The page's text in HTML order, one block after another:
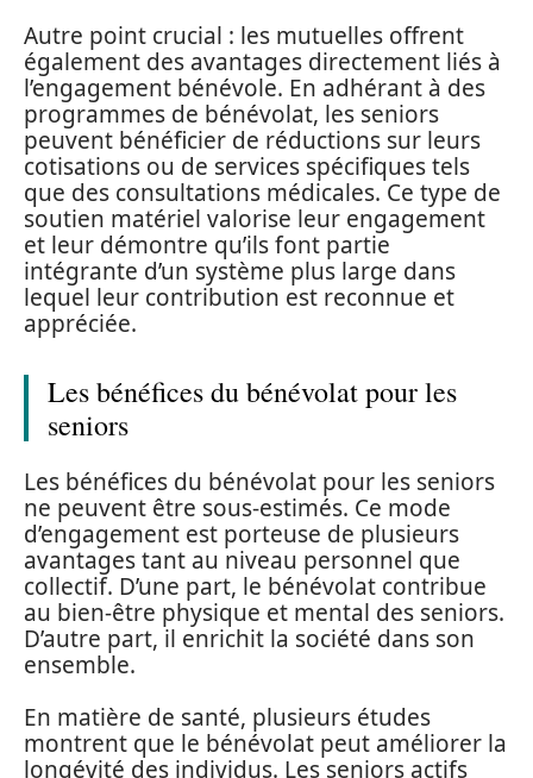
Autre point crucial : les mutuelles offrent
également des avantages directement liés à
l’engagement bénévole. En adhérant à des
programmes de bénévolat, les seniors
peuvent bénéficier de réductions sur leurs
cotisations ou de services spécifiques tels
que des consultations médicales. Ce type de
soutien matériel valorise leur engagement
et leur démontre qu’ils font partie
intégrante d’un système plus large dans
lequel leur contribution est reconnue et
appréciée.
Les bénéfices du bénévolat pour les
seniors
Les bénéfices du bénévolat pour les seniors
ne peuvent être sous-estimés. Ce mode
d’engagement est porteuse de plusieurs
avantages tant au niveau personnel que
collectif. D’une part, le bénévolat contribue
au bien-être physique et mental des seniors.
D’autre part, il enrichit la société dans son
ensemble.
En matière de santé, plusieurs études
montrent que le bénévolat peut améliorer la
longévité des individus. Les seniors actifs